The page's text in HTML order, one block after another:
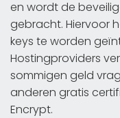
en wordt de
gebracht. Hiervoor
keys te worden
Hostingproviders
sommigen geld
anderen gratis
Encrypt.